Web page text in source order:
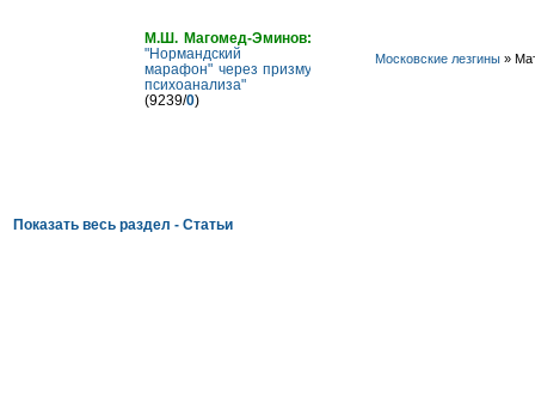
Московские лезгины »
М.Ш. Магомед-Эминов:
"Нормандский
марафон" через призму
психоанализа"
(9239/0)
Показать весь раздел - Статьи